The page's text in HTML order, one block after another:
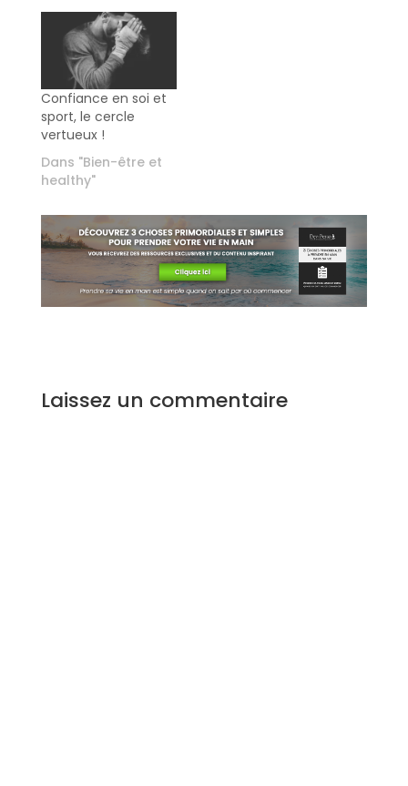
Confiance en soi et
sport, le cercle
vertueux !
Dans "Bien-être et
healthy"
Laissez un commentaire